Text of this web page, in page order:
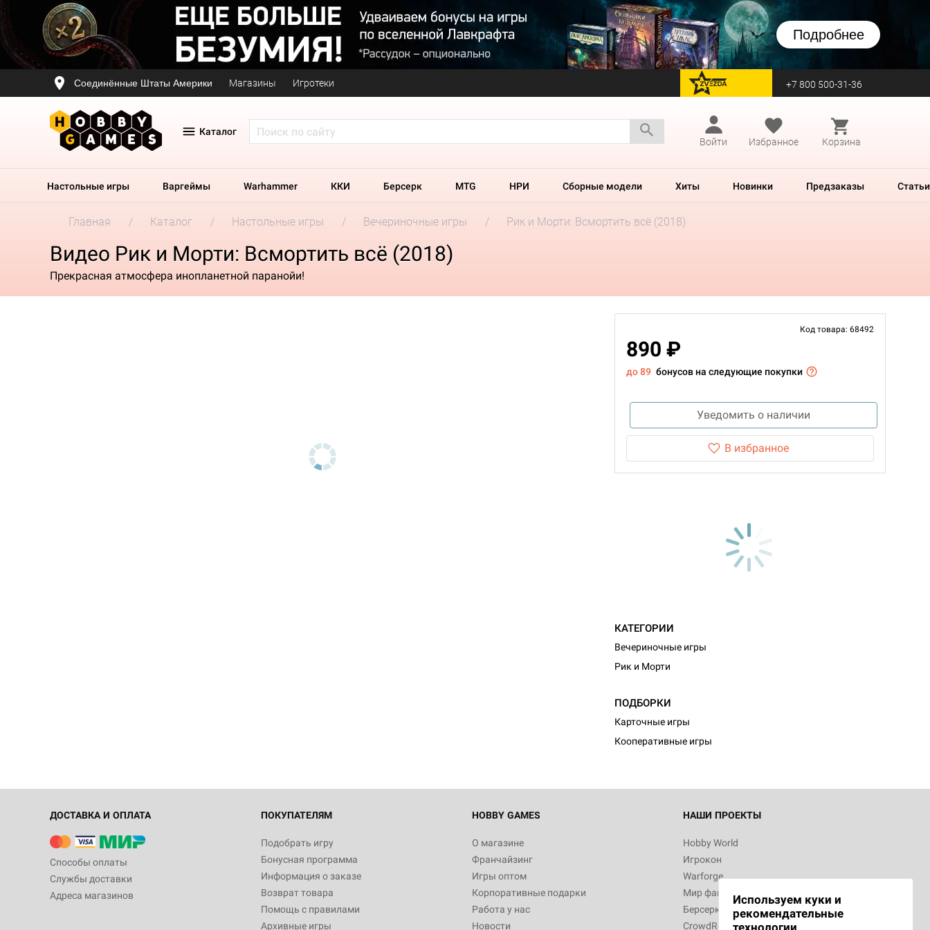
Подробнее
Соединённые Штаты Америки Магазины Игротеки перейти на Zvezda +7 800 500-31-36
Каталог
Войти
Избранное Корзина
Настольные игры Варгеймы Warhammer ККИ Берсерк MTG НРИ Сборные модели Хиты Новинки Предзаказы Статьи
Главная Каталог Настольные игры Вечериночные игры Рик и Морти: Всмортить всё (2018)
Видео Рик и Морти: Всмортить всё (2018)
Прекрасная атмосфера инопланетной паранойи!
Код товара: 68492
890 ₽
до 89 бонусов на следующие покупки
Уведомить о наличии
В избранное
КАТЕГОРИИ
Вечериночные игры
Рик и Морти
ПОДБОРКИ
Карточные игры
Кооперативные игры
ДОСТАВКА И ОПЛАТА
Способы оплаты
Службы доставки
Адреса магазинов
ПОКУПАТЕЛЯМ
Подобрать игру
Бонусная программа
Информация о заказе
Возврат товара
Помощь с правилами
Архивные игры
HOBBY GAMES
О магазине
Франчайзинг
Игры оптом
Корпоративные подарки
Работа у нас
Новости
НАШИ ПРОЕКТЫ
Hobby World
Игрокон
Warforge
Мир фантастики
Берсерк
CrowdRepublic
Используем куки и
рекомендательные
технологии